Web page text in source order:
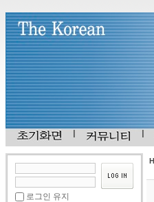
로그인 유지
Sketchbook5,
Sketchbook5,